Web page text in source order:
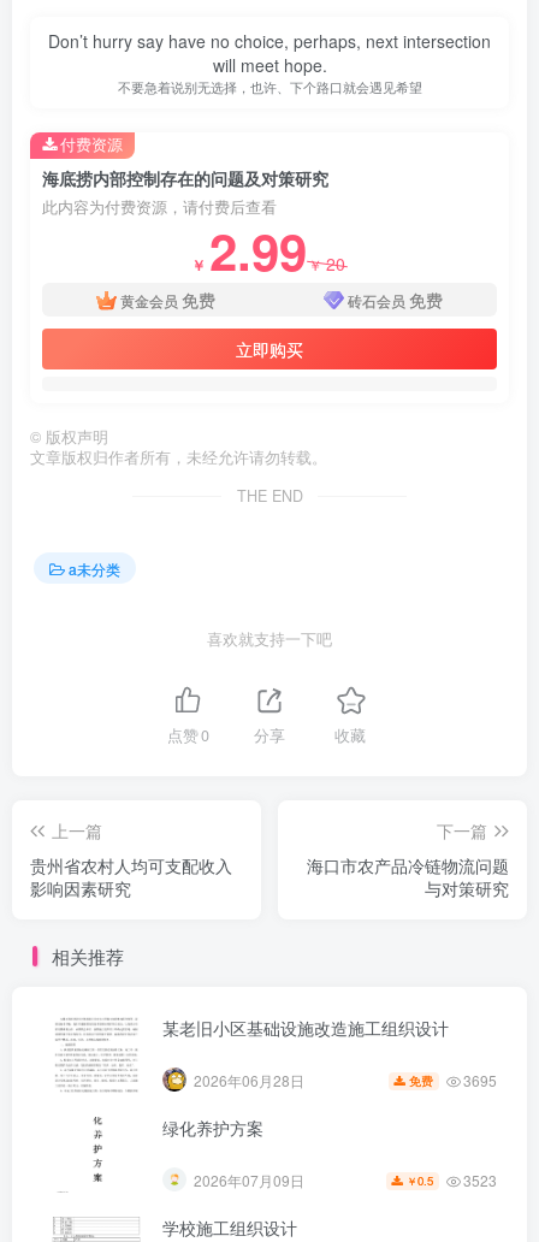
Don’t hurry say have no choice, perhaps, next intersection
will meet hope.
不要急着说别无选择，也许、下个路口就会遇见希望
海底捞内部控制存在的问题及对策研究
此内容为付费资源，请付费后查看
￥ 2.99￥20
黄金会员 免费 砖石会员 免费
立即购买
付费资源
© 版权声明
文章版权归作者所有，未经允许请勿转载。
THE END
a未分类
喜欢就支持一下吧
点赞0 分享 收藏
上一篇
贵州省农村人均可支配收入
影响因素研究
下一篇
海口市农产品冷链物流问题
与对策研究
相关推荐
某老旧小区基础设施改造施工组织设计
2026年06月28日 免费 3695
绿化养护方案
2026年07月09日 ￥0.5 3523
学校施工组织设计